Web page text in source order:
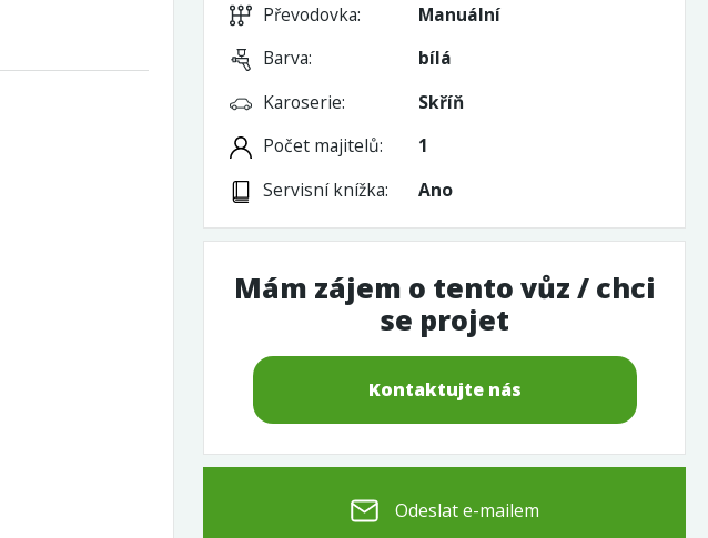
Převodovka:
Manuální
Barva:
bílá
Karoserie:
Skříň
Počet majitelů:
1
Servisní knížka:
Ano
Mám zájem o tento vůz / chci
se projet
Kontaktujte nás
Odeslat e-mailem